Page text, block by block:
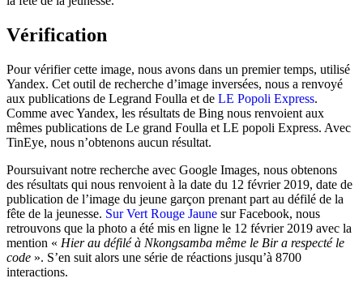
Vérification
Pour vérifier cette image, nous avons dans un premier temps, utilisé
Yandex. Cet outil de recherche d’image inversées, nous a renvoyé
aux publications de Legrand Foulla et de LE Popoli Express.
Comme avec Yandex, les résultats de Bing nous renvoient aux
mêmes publications de Le grand Foulla et LE popoli Express. Avec
TinEye, nous n’obtenons aucun résultat.
Poursuivant notre recherche avec Google Images, nous obtenons
des résultats qui nous renvoient à la date du 12 février 2019, date de
publication de l’image du jeune garçon prenant part au défilé de la
fête de la jeunesse. Sur Vert Rouge Jaune sur Facebook, nous
retrouvons que la photo a été mis en ligne le 12 février 2019 avec la
mention « Hier au défilé à Nkongsamba même le Bir a respecté le
code ». S’en suit alors une série de réactions jusqu’à 8700
interactions.